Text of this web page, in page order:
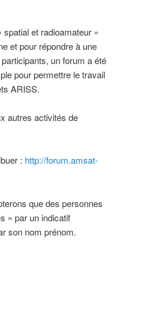
spatial et radioamateur »
et pour répondre à une
participants, unforum a été
pour permettre le travail
ARISS.
autres activités de
: http://forum.amsat-
que des personnes
» par un indicatif
son nom prénom.